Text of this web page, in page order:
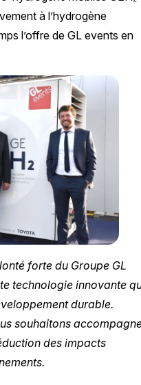
à l’hydrogène
l’offre de GL events en
forte du Groupe GL
technologie innovante
durable.
souhaitons
des impacts